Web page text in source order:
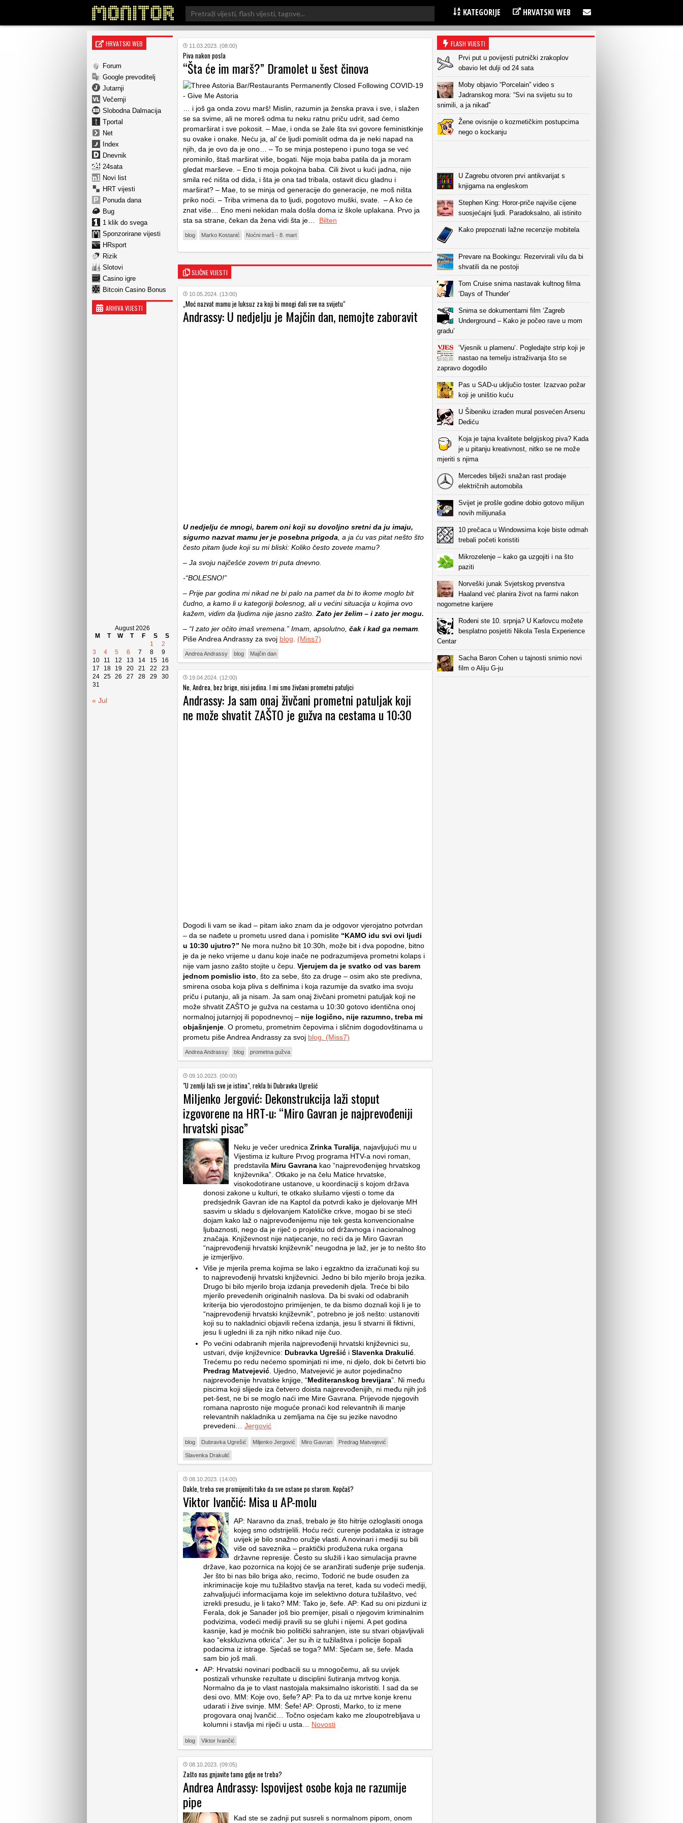
Search
for:
KATEGORIJE HRVATSKI WEB
HRVATSKI WEB
Forum
Google prevoditelj
Jutarnji
Večernji
Slobodna Dalmacija
Tportal
Net
Index
Dnevnik
24sata
Novi list
HRT vijesti
Ponuda dana
Bug
1 klik do svega
Sponzorirane vijesti
HRsport
Rizik
Slotovi
Casino igre
Bitcoin Casino Bonus
ARHIVA VIJESTI
August 2026
M
T W T F S
S
1
2
3
4 5 6 7 8
9
10
11 12 13 14 15
16
17
18 19 20 21 22
23
24 25 26 27 28 29
30
31
« Jul
11.03.2023. (08:00)
Piva nakon posla
“Šta će im marš?” Dramolet u šest činova
… i još ga onda zovu marš! Mislin, razumin ja ženska prava i sve, i slažen
se sa svime, ali ne moreš odma tu neku ratnu priču udrit, sad ćemo
promarširat i sve pokosit. – Mae, i onda se žale šta svi govore feministkinje
su ovake i onake. Neću ja, al’ će ljudi pomislit odma da je neki napad na
njih, da je ovo da je ono… – To se minja postepeno i puno toga se već
prominilo, štaš marširat više, bogati. Nije moja baba patila da ja moram
gledat marševe. – Eno ti moja pokojna baba. Cili život u kući jadna, nije
smila reć ništa od dida, i šta je ona tad tribala, ostavit dicu gladnu i
marširat? – Mae, to se minja od generacije do generacije, ne moš ništa
priko noći. – Triba vrimena da to ljudi, pogotovo muški, svate. – A ko će
znat više… Eno meni nekidan mala došla doma iz škole uplakana. Prvo ja
sta sa strane, čekan da žena vidi šta je… Bilten
blog Marko Kostanić Noćni marš - 8. mart
SLIČNE VIJESTI
10.05.2024. (13:00)
„Moć nazvat mamu je luksuz za koji bi mnogi dali sve na svijetu“
Andrassy: U nedjelju je Majčin dan, nemojte zaboravit
U nedjelju će mnogi, barem oni koji su dovoljno sretni da ju imaju,
sigurno nazvat mamu jer je posebna prigoda , a ja ću vas pitat nešto što
često pitam ljude koji su mi bliski: Koliko često zovete mamu?
– Ja svoju najčešće zovem tri puta dnevno.
-“BOLESNO!”
– Prije par godina mi nikad ne bi palo na pamet da bi to ikome moglo bit
čudno, a kamo li u kategoriji bolesnog, ali u većini situacija u kojima ovo
kažem, vidim da ljudima nije jasno zašto. Zato jer želim – i zato jer mogu.
– “I zato jer očito imaš vremena.” Imam, apsolutno, čak i kad ga nemam
Piše Andrea Andrassy za svoj blog (Miss7)
Andrea Andrassy blog Majčin dan
19.04.2024. (12:00)
Ne, Andrea, bez brige, nisi jedina. I mi smo živčani prometni patuljci
Andrassy: Ja sam onaj živčani prometni patuljak koji
ne može shvatit ZAŠTO je gužva na cestama u 10:30
Dogodi li vam se ikad – pitam iako znam da je odgovor vjerojatno potvrdan
– da se nađete u prometu usred dana i pomislite “KAMO idu svi ovi ljudi
u 10:30 ujutro?” Ne mora nužno bit 10:30h, može bit i dva popodne, bitno
je da je neko vrijeme u danu koje inače ne podrazumijeva prometni kolaps i
nije vam jasno zašto stojite u čepu. Vjerujem da je svatko od vas barem
jednom pomislio isto , što za sebe, što za druge – osim ako ste predivna,
smirena osoba koja pliva s delfinima i koja razumije da svatko ima svoju
priču i putanju, ali ja nisam. Ja sam onaj živčani prometni patuljak koji ne
može shvatit ZAŠTO je gužva na cestama u 10:30 gotovo identična onoj
normalnoj jutarnjoj ili popodnevnoj – nije logično, nije razumno, treba mi
objašnjenje . O prometu, prometnim čepovima i sličnim dogodovštinama u
prometu piše Andrea Andrassy za svoj blog. (Miss7)
Andrea Andrassy blog prometna gužva
09.10.2023. (00:00)
"U zemlji laži sve je istina", rekla bi Dubravka Ugrešić
Miljenko Jergović: Dekonstrukcija laži stoput
izgovorene na HRT-u: “Miro Gavran je najprevođeniji
hrvatski pisac”
Neku je večer urednica Zrinka Turalija , najavljujući mu u
Vijestima iz kulture Prvog programa HTV-a novi roman,
predstavila Miru Gavrana kao “najprevođenijeg hrvatskog
književnika”. Otkako je na čelu Matice hrvatske,
visokodotirane ustanove, u koordinaciji s kojom država
donosi zakone u kulturi, te otkako slušamo vijesti o tome da
predsjednik Gavran ide na Kaptol da potvrdi kako je djelovanje MH
sasvim u skladu s djelovanjem Katoličke crkve, mogao bi se steći
dojam kako laž o najprevođenijemu nije tek gesta konvencionalne
ljubaznosti, nego da je riječ o projektu od državnoga i nacionalnog
značaja. Književnost nije natjecanje, no reći da je Miro Gavran
“najprevođeniji hrvatski književnik” neugodna je laž, jer je to nešto što
je izmjerljivo.
Više je mjerila prema kojima se lako i egzaktno da izračunati koji su
to najprevođeniji hrvatski književnici. Jedno bi bilo mjerilo broja jezika.
Drugo bi bilo mjerilo broja izdanja prevedenih djela. Treće bi bilo
mjerilo prevedenih originalnih naslova. Da bi svaki od odabranih
kriterija bio vjerodostojno primijenjen, te da bismo doznali koji li je to
“najprevođeniji hrvatski književnik”, potrebno je još nešto: ustanoviti
koji su to nakladnici objavili rečena izdanja, jesu li stvarni ili fiktivni,
jesu li ugledni ili za njih nitko nikad nije čuo.
Po većini odabranih mjerila najprevođeniji hrvatski književnici su,
ustvari, dvije književnice: Dubravka Ugrešić i Slavenka Drakulić
Trećemu po redu nećemo spominjati ni ime, ni djelo, dok bi četvrti bio
Predrag Matvejević . Ujedno, Matvejević je autor pojedinačno
najprevođenije hrvatske knjige, “Mediteranskog brevijara”. Ni među
piscima koji slijede iza četvero doista najprevođenijih, ni među njih još
pet-šest, ne bi se moglo naći ime Mire Gavrana. Prijevode njegovih
romana naprosto nije moguće pronaći kod relevantnih ili manje
relevantnih nakladnika u zemljama na čije su jezike navodno
prevedeni… Jergović
blog Dubravka Ugrešić Miljenko Jergović Miro Gavran Predrag Matvejević
Slavenka Drakulić
08.10.2023. (14:00)
Dakle, treba sve promijeniti tako da sve ostane po starom. Kopčaš?
Viktor Ivančić: Misa u AP-molu
AP: Naravno da znaš, trebalo je što hitrije ozloglasiti onoga
kojeg smo odstrijelili. Hoću reći: curenje podataka iz istrage
uvijek je bilo snažno oružje vlasti. A novinari i mediji su bili
više od saveznika – praktički produžena ruka organa
državne represije. Često su služili i kao simulacija pravne
države, kao pozornica na kojoj će se aranžirati suđenje prije suđenja.
Jer što bi nas bilo briga ako, recimo, Todorić ne bude osuđen za
inkriminacije koje mu tužilaštvo stavlja na teret, kada su vodeći mediji,
zahvaljujući informacijama koje im selektivno dotura tužilaštvo, već
izrekli presudu, je li tako? MM: Tako je, šefe. AP: Kad su oni pizduni iz
Ferala, dok je Sanader još bio premijer, pisali o njegovim kriminalnim
podvizima, vodeći mediji pravili su se gluhi i nijemi. A pet godina
kasnije, kad je moćnik bio politički sahranjen, iste su stvari objavljivali
kao “ekskluzivna otkrića”. Jer su ih iz tužilaštva i policije šopali
podacima iz istrage. Sjećaš se toga? MM: Sjećam se, šefe. Mada
sam bio još mali.
AP: Hrvatski novinari podbacili su u mnogočemu, ali su uvijek
postizali vrhunske rezultate u disciplini šutiranja mrtvog konja.
Normalno da je to vlast nastojala maksimalno iskoristiti. I sad da se
desi ovo. MM: Koje ovo, šefe? AP: Pa to da uz mrtve konje krenu
udarati i žive svinje. MM: Šefe! AP: Oprosti, Marko, to iz mene
progovara onaj Ivančić… Točno osjećam kako me zloupotrebljava u
kolumni i stavlja mi riječi u usta… Novosti
blog Viktor Ivančić
08.10.2023. (09:05)
Zašto nas gnjavite tamo gdje ne treba?
Andrea Andrassy: Ispovijest osobe koja ne razumije
pipe
Kad ste se zadnji put susreli s normalnom pipom, onom
FLASH VIJESTI
Prvi put u povijesti putnički zrakoplov
obavio let dulji od 24 sata
Moby objavio “Porcelain” video s
Jadranskog mora: “Svi na svijetu su to
snimili, a ja nikad”
Žene ovisnije o kozmetičkim postupcima
nego o kockanju
U Zagrebu otvoren prvi antikvarijat s
knjigama na engleskom
Stephen King: Horor-priče najviše cijene
suosjećajni ljudi. Paradoksalno, ali istinito
Kako prepoznati lažne recenzije mobitela
Prevare na Bookingu: Rezervirali vilu da bi
shvatili da ne postoji
Tom Cruise snima nastavak kultnog filma
‘Days of Thunder’
Snima se dokumentarni film ‘Zagreb
Underground – Kako je počeo rave u mom
gradu’
‘Vjesnik u plamenu‘. Pogledajte strip koji je
nastao na temelju istraživanja što se
zapravo dogodilo
Pas u SAD-u uključio toster. Izazvao požar
koji je uništio kuću
U Šibeniku izrađen mural posvećen Arsenu
Dediću
Koja je tajna kvalitete belgijskog piva? Kada
je u pitanju kreativnost, nitko se ne može
mjeriti s njima
Mercedes bilježi snažan rast prodaje
električnih automobila
Svijet je prošle godine dobio gotovo milijun
novih milijunaša
10 prečaca u Windowsima koje biste odmah
trebali početi koristiti
Mikrozelenje – kako ga uzgojiti i na što
paziti
Norveški junak Svjetskog prvenstva
Haaland već planira život na farmi nakon
nogometne karijere
Rođeni ste 10. srpnja? U Karlovcu možete
besplatno posjetiti Nikola Tesla Experience
Centar
Sacha Baron Cohen u tajnosti snimio novi
film o Aliju G-ju